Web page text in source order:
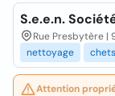
S.e.e.n.
Rue Presbytère |
nettoyage
chets
Attention